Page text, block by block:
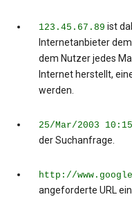
123.45.67.89 ist
Internetanbieter
dem Nutzer jedes
Internet herstellt,
werden.
25/Mar/2003
der Suchanfrage.
http://
angeforderte URL